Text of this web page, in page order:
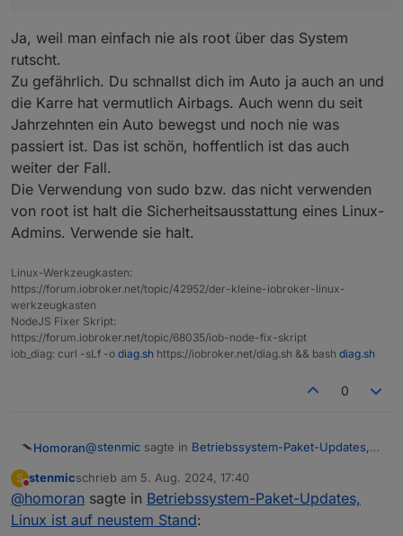
einfach ein update macht.
Ja, weil man einfach nie als root über das System
rutscht.
Zu gefährlich. Du schnallst dich im Auto ja auch an und
die Karre hat vermutlich Airbags. Auch wenn du seit
Jahrzehnten ein Auto bewegst und noch nie was
passiert ist. Das ist schön, hoffentlich ist das auch
weiter der Fall.
Die Verwendung von sudo bzw. das nicht verwenden
von root ist halt die Sicherheitsausstattung eines Linux-
Admins. Verwende sie halt.
Linux-Werkzeugkasten:
https://forum.iobroker.net/topic/42952/der-kleine-iobroker-linux-
werkzeugkasten
NodeJS Fixer Skript:
https://forum.iobroker.net/topic/68035/iob-node-fix-skript
iob_diag: curl -sLf -o diag.sh https://iobroker.net/diag.sh && bash diag.sh
0
Homoran@stenmic sagte in Betriebssystem-Paket-Updates,
alle 3 Varianten sollten doch zum gleichen
Ergebnis führen, oder?
ODER!
S
Nicht stören
stenmicschrieb am 5. Aug. 2024, 17:40
zuletzt editiert von
@homoran sagte in Betriebssystem-Paket-Updates,
Linux ist auf neustem Stand: